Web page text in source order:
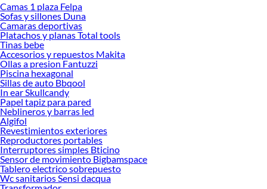
Camas 1 plaza Felpa
Sofas y sillones Duna
Camaras deportivas
Platachos y planas Total tools
Tinas bebe
Accesorios y repuestos Makita
Ollas a presion Fantuzzi
Piscina hexagonal
Sillas de auto Bbqool
In ear Skullcandy
Papel tapiz para pared
Neblineros y barras led
Algifol
Revestimientos exteriores
Reproductores portables
Interruptores simples Bticino
Sensor de movimiento Bigbamspace
Tablero electrico sobrepuesto
Wc sanitarios Sensi dacqua